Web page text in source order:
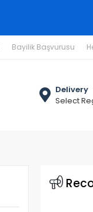
Bayilik Başvurusu
Delivery